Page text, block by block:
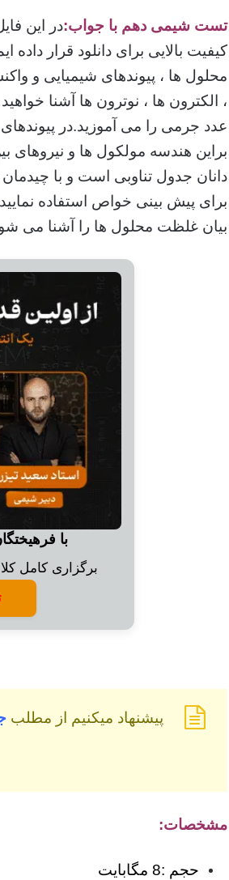
تست شیمی دهم با جواب:
کیفیت بالایی برای دانلود قرار
محلول ها ، پیوندهای شیمیایی و
، الکترون ها ، نوترون ها آشنا
عدد جرمی را می آموزید.در
براین هندسه مولکول ها و نیروهای
دانان جدول تناوبی است و با
برای پیش بینی خواص استفاده
بیان غلظت محلول ها را آشنا می
با
برگزاری کامل
پیشنهاد میکنیم از مطلب
مشخصات:
حجم :8 مگابایت